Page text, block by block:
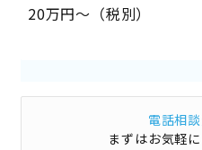
20万円～（税別）
電話相
まずはお気軽